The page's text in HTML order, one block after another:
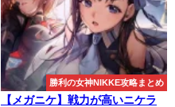
勝利の女神NIKKE攻略まとめ
【メガニケ】戦力が高いニケラ